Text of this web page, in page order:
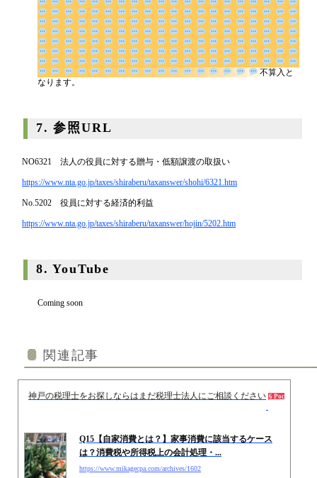
7. 参照URL
NO6321 法人の役員に対する贈与・低額譲渡の取扱い
https://www.nta.go.jp/taxes/shiraberu/taxanswer/shohi/6321.htm
No.5202 役員に対する経済的利益
https://www.nta.go.jp/taxes/shiraberu/taxanswer/hojin/5202.htm
8. YouTube
Coming soon
関連記事
神戸の税理士をお探しならはまだ税理士法人にご相談ください 6 Pockets
Q15【自家消費とは？】家事消費に該当するケース
は？消費税や所得税上の会計処理・...
https://www.mikagecpa.com/archives/1602